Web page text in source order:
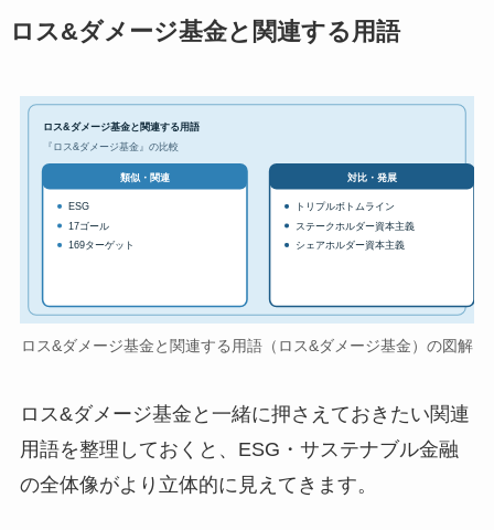
ロス&ダメージ基金と関連する用語
ロス&ダメージ基金と関連する用語
『ロス&ダメージ基金』の比較
類似・関連
ESG
17ゴール
169ターゲット
対比・発展
トリプルボトムライン
ステークホルダー資本主義
シェアホルダー資本主義
ロス&ダメージ基金と関連する用語（ロス&ダメージ基金）の図解
ロス&ダメージ基金と一緒に押さえておきたい関連
用語を整理しておくと、ESG・サステナブル金融
の全体像がより立体的に見えてきます。